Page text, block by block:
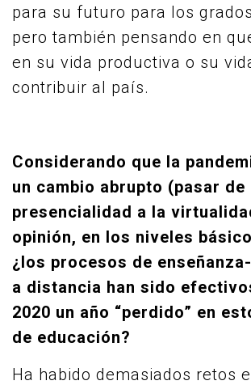
para su futuro para los
pero también pensando en
en su vida productiva o su
contribuir al país.
Considerando que la
un cambio abrupto (pasar de
presencialidad a la
opinión, en los niveles
¿los procesos de
a distancia han sido
2020 un año “perdido” en
de educación?
Ha habido demasiados retos